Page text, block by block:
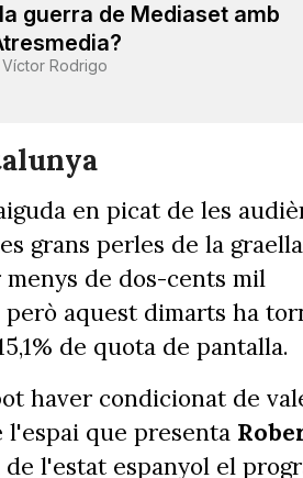
guerra de Mediaset amb
Víctor Rodrigo
en picat de les
grans perles de la
de dos-cents mil
aquest dimarts ha
de quota de pantalla.
haver condicionat de
l'espai que presenta
l'estat espanyol el